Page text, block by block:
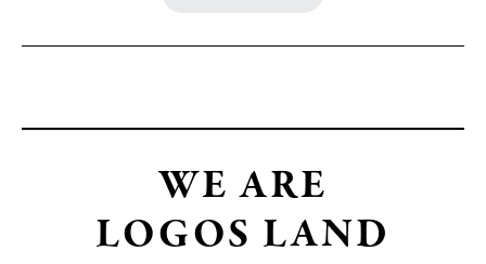
WE ARE
LOGOS LAND